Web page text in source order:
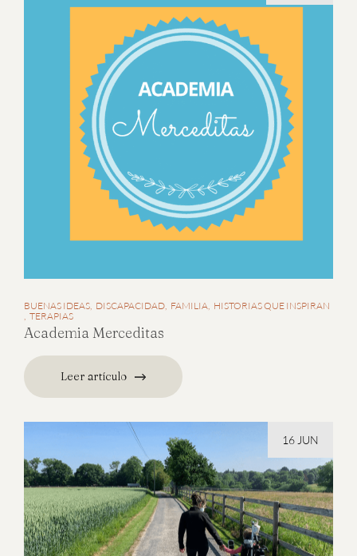
BUENAS IDEAS DISCAPACIDAD FAMILIA HISTORIAS QUE INSPIRAN
TERAPIAS
Academia Merceditas
Leer artículo
16 JUN